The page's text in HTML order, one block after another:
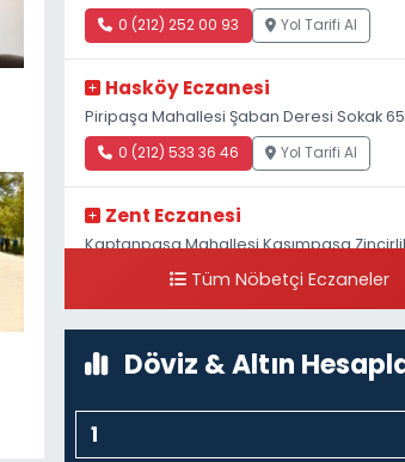
0 (212) 252 00 93 Yol Tarifi Al
Hasköy Eczanesi
Piripaşa Mahallesi Şaban Deresi Sokak
0 (212) 533 36 46 Yol Tarifi Al
Zent Eczanesi
Kaptanpaşa Mahallesi Kasımpaşa
Tüm Nöbetçi Eczaneler
Döviz & Altın